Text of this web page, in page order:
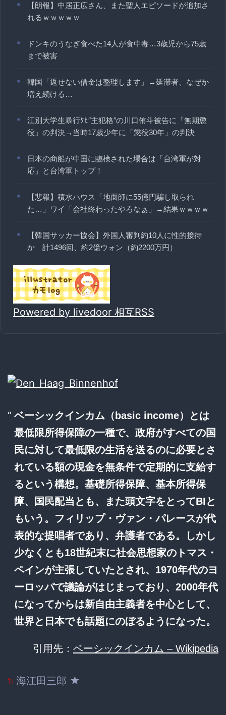
【朗報】中居正広さん、また聖人エピソードが追加さ
れるｗｗｗｗｗ
ドンキのうなぎ食べた14人が食中毒…3歳児から75歳
まで被害
韓国「返せない借金は整理します」→延滞者、なぜか
増え続ける…
江別大学生暴行ﾀﾋ″主犯格″の川口侑斗被告に「無期懲
役」の判決→当時17歳少年に「懲役30年」の判決
日本の商船が中国に臨検された場合は「台湾軍が対
応」と台湾軍トップ！
【悲報】積水ハウス「地面師に55億円騙し取られ
た…」ワイ「会社終わったやろなぁ」→結果ｗｗｗｗ
【韓国サッカー協会】外国人審判約10人に性的接待
か 計1496回、約2億ウォン（約2200万円）
Powered by livedoor 相互RSS
ベーシックインカム （basic income）とは
最低限所得保障の一種で、政府がすべての国
民に対して最低限の生活を送るのに必要とさ
れている額の現金を無条件で定期的に支給す
るという構想。基礎所得保障、基本所得保
障、国民配当とも、また頭文字をとってBIと
もいう。フィリップ・ヴァン・パレースが代
表的な提唱者であり、弁護者である。しかし
少なくとも18世紀末に社会思想家のトマス・
ペインが主張していたとされ、1970年代のヨ
ーロッパで議論がはじまっており、2000年代
になってからは新自由主義者を中心として、
世界と日本でも話題にのぼるようになった。
引用先： ベーシックインカム – Wikipedia
1: 海江田三郎 ★